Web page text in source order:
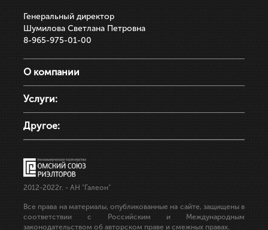
Генеральный директор
Шумилова Светлана Петровна
8-965-975-01-00
О компании
Услуги:
Другое:
2012-2022г. - АН "Галеон"
Все права на материалы, опубликованные на сайте, защищены в
соответствии с Российским и Международным
законодательством об авторском праве и смежных правах.